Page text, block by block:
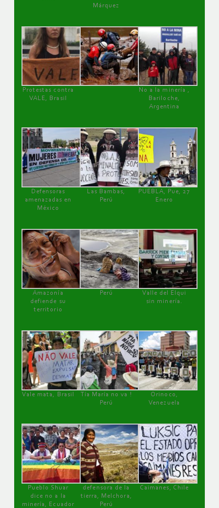
Márquez
Protestas contra
VALE, Brasil
No a la minería ,
Bariloche,
Argentina
Defensoras
amenazadas en
México
Las Bambas,
Perú
PUEBLA, Pue, 27
Enero
Amazonía
defiende su
territorio
Perú
Valle del Elqui
sin minería.
Vale mata, Brasil
Tía María no va !
Perú
Orinoco,
Venezuela
Pueblo Shuar
dice no a la
minería, Ecuador
defensora de la
tierra, Melchora,
Perú
Caimanes, Chile